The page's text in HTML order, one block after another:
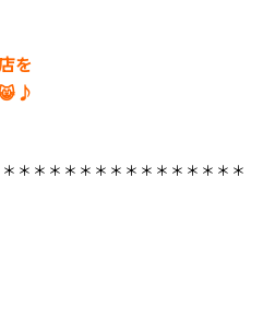
を
＊＊＊＊＊＊＊＊＊＊＊＊＊＊＊